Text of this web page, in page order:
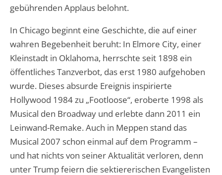
gebührenden Applaus belohnt.
In Chicago beginnt eine Geschichte, die auf einer
wahren Begebenheit beruht: In Elmore City, einer
Kleinstadt in Oklahoma, herrschte seit 1898 ein
öffentliches Tanzverbot, das erst 1980 aufgehoben
wurde. Dieses absurde Ereignis inspirierte
Hollywood 1984 zu „Footloose“, eroberte 1998 als
Musical den Broadway und erlebte dann 2011 ein
Leinwand-Remake. Auch in Meppen stand das
Musical 2007 schon einmal auf dem Programm –
und hat nichts von seiner Aktualität verloren, denn
unter Trump feiern die sektiererischen Evangelisten